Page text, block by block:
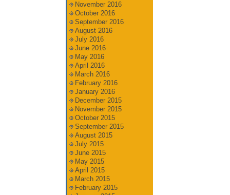
November 2016
October 2016
September 2016
August 2016
July 2016
June 2016
May 2016
April 2016
March 2016
February 2016
January 2016
December 2015
November 2015
October 2015
September 2015
August 2015
July 2015
June 2015
May 2015
April 2015
March 2015
February 2015